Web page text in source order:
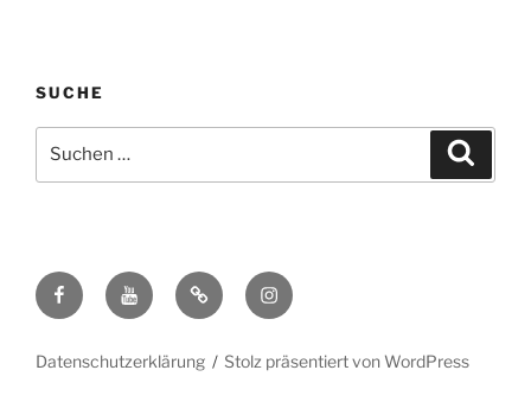
SUCHE
nach:
FacebookYoutubePinterestInstagram
Datenschutzerklärung Stolz präsentiert von WordPress